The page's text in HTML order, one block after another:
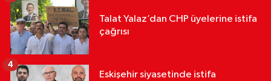
Talat Yalaz’dan CHP üyelerine istifa
çağrısı
Eskişehir siyasetinde istifa
4